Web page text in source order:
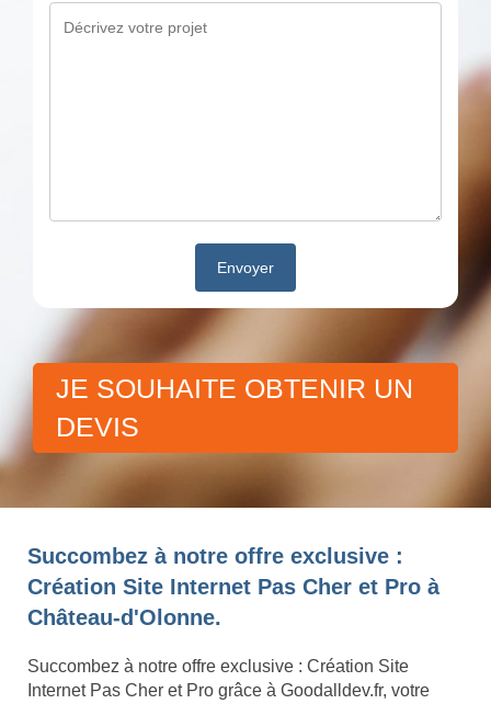
JE SOUHAITE OBTENIR UN
DEVIS
Succombez à notre offre exclusive :
Création Site Internet Pas Cher et Pro à
Château-d'Olonne.
Succombez à notre offre exclusive : Création Site
Internet Pas Cher et Pro grâce à Goodalldev.fr, votre